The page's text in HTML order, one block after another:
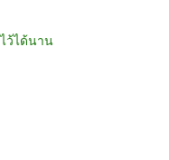
ว้ได้นาน